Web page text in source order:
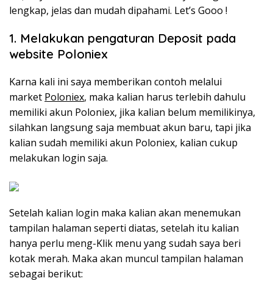
lengkap, jelas dan mudah dipahami. Let’s Gooo !
1. Melakukan pengaturan Deposit pada
website Poloniex
Karna kali ini saya memberikan contoh melalui
market Poloniex, maka kalian harus terlebih dahulu
memiliki akun Poloniex, jika kalian belum memilikinya,
silahkan langsung saja membuat akun baru, tapi jika
kalian sudah memiliki akun Poloniex, kalian cukup
melakukan login saja.
Setelah kalian login maka kalian akan menemukan
tampilan halaman seperti diatas, setelah itu kalian
hanya perlu meng-Klik menu yang sudah saya beri
kotak merah. Maka akan muncul tampilan halaman
sebagai berikut: